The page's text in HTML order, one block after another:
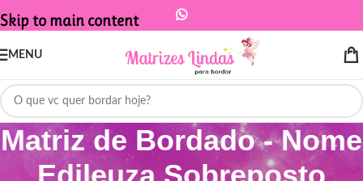
Skip to main content
MENU
Matriz de Bordado - Nome